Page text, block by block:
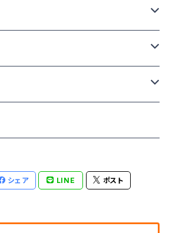
チュラルランドリー
ートキャメル
シェア LINE ポスト